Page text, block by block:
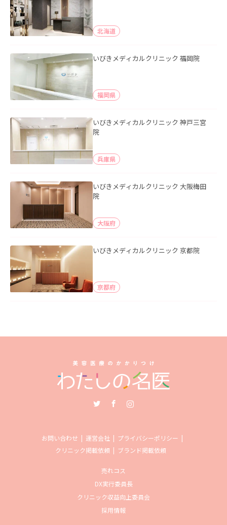
北海道
いびきメディカルクリニック 福岡院
福岡県
いびきメディカルクリニック 神戸三宮
院
兵庫県
いびきメディカルクリニック 大阪梅田
院
大阪府
いびきメディカルクリニック 京都院
京都府
お問い合わせ 運営会社
プライバシーポリシー
クリニック掲載依頼
ブランド掲載依頼
売れコス
DX実行委員長
クリニック収益向上委員会
採用情報